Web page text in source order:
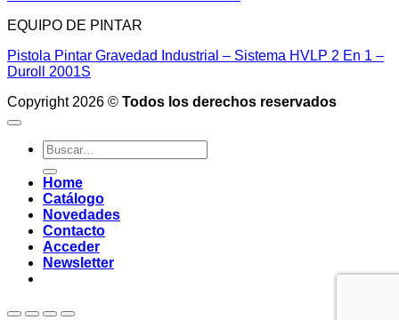
EQUIPO DE PINTAR
Pistola Pintar Gravedad Industrial – Sistema HVLP 2 En 1 –
Duroll 2001S
Copyright 2026 © Todos los derechos reservados
Buscar
por:
Home
Catálogo
Novedades
Contacto
Acceder
Newsletter